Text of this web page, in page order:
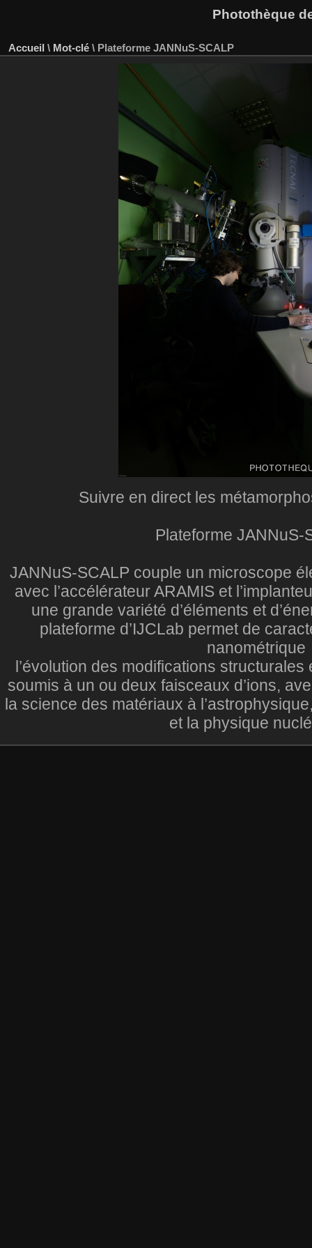
Photothèque
Accueil \ Mot-clé \ Plateforme JANNuS-SCALP
Suivre en direct les
Plateforme JANNuS-
JANNuS-SCALP couple un microscope
avec l’accélérateur ARAMIS et
une grande variété d’éléments et
plateforme d’IJCLab permet de
nanométrique
l’évolution des modifications
soumis à un ou deux faisceaux d’ions,
la science des matériaux à
et la physique